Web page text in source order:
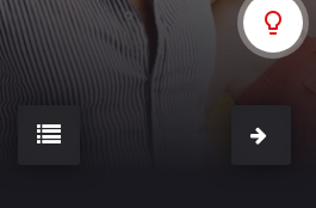
Anahí
Christopher Von Uckermann